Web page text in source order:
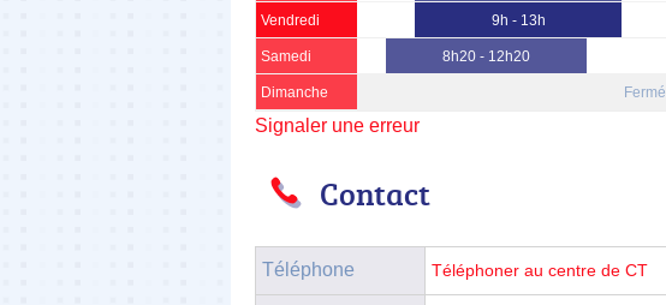
Vendredi 9h - 13h
Samedi 8h20 - 12h20
Dimanche Fermé
Signaler une erreur
Contact
Téléphone Téléphoner au centre de CT